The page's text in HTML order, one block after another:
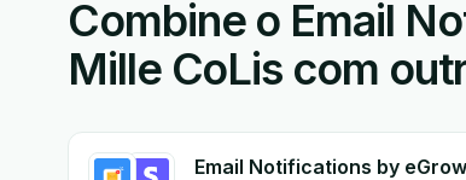
Combine o Email
Mille CoLis com